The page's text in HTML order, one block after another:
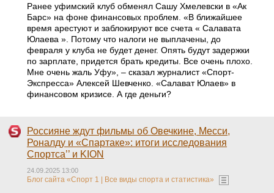
Ранее уфимский клуб обменял Сашу Хмелевски в «Ак
Барс» на фоне финансовых проблем. «В ближайшее
время арестуют и заблокируют все счета « Салавата
Юлаева ». Потому что налоги не выплачены, до
февраля у клуба не будет денег. Опять будут задержки
по зарплате, придется брать кредиты. Все очень плохо.
Мне очень жаль Уфу», – сказал журналист «Спорт-
Экспресса» Алексей Шевченко. «Салават Юлаев» в
финансовом кризисе. А где деньги?
Россияне ждут фильмы об Овечкине, Месси,
Роналду и «Спартаке»: итоги исследования
Спортса’’ и KION
24.09.2025 13:00
Блог сайта «Спорт 1 | Все виды спорта и статистика»